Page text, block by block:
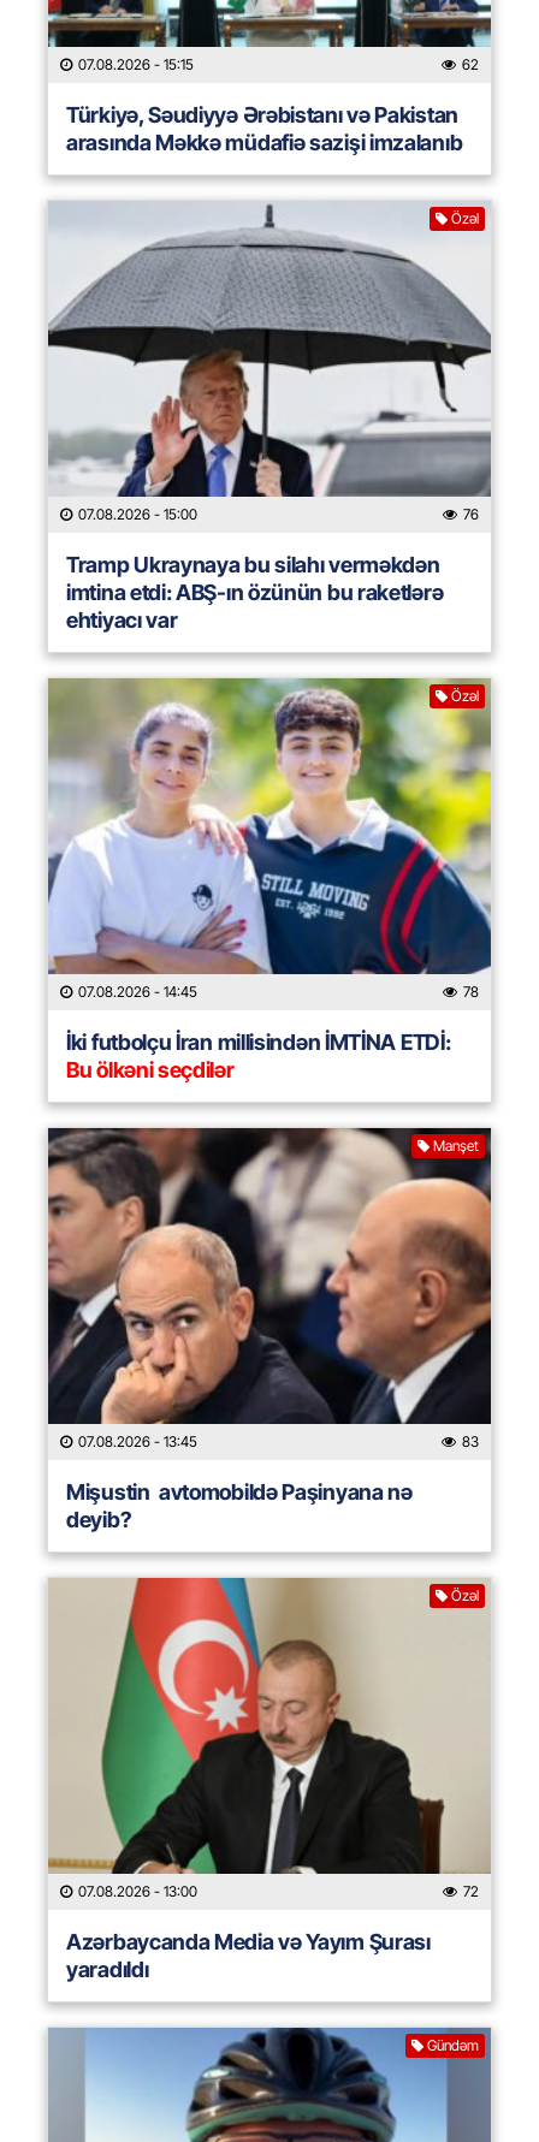
07.08.2026 - 15:15 62
Türkiyə, Səudiyyə Ərəbistanı və Pakistan
arasında Məkkə müdafiə sazişi imzalanıb
Özəl
07.08.2026 - 15:00 76
Tramp Ukraynaya bu silahı verməkdən
imtina etdi: ABŞ-ın özünün bu raketlərə
ehtiyacı var
Özəl
07.08.2026 - 14:45 78
İki futbolçu İran millisindən İMTİNA ETDİ:
Bu ölkəni seçdilər
Manşet
07.08.2026 - 13:45 83
Mişustin avtomobildə Paşinyana nə
deyib?
Özəl
07.08.2026 - 13:00 72
Azərbaycanda Media və Yayım Şurası
yaradıldı
Gündəm